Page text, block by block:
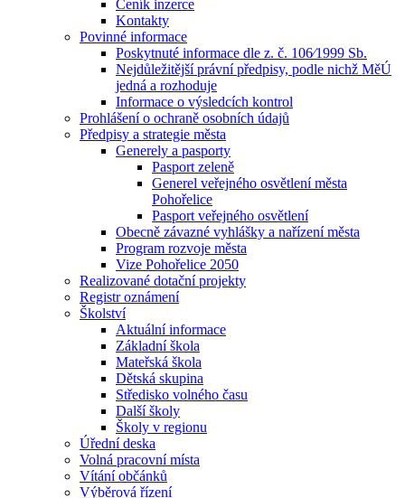
Ceník inzerce
Kontakty
Povinné informace
Poskytnuté informace dle z. č. 106⁄1999 Sb.
Nejdůležitější právní předpisy, podle nichž MěÚ
jedná a rozhoduje
Informace o výsledcích kontrol
Prohlášení o ochraně osobních údajů
Předpisy a strategie města
Generely a pasporty
Pasport zeleně
Generel veřejného osvětlení města
Pohořelice
Pasport veřejného osvětlení
Obecně závazné vyhlášky a nařízení města
Program rozvoje města
Vize Pohořelice 2050
Realizované dotační projekty
Registr oznámení
Školství
Aktuální informace
Základní škola
Mateřská škola
Dětská skupina
Středisko volného času
Další školy
Školy v regionu
Úřední deska
Volná pracovní místa
Vítání občánků
Výběrová řízení